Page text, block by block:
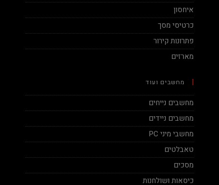
איחסון
כרטיסי מסך
פתרונות קירור
מארזים
מחשבים ועוד
מחשבים נייחים
מחשבים ניידים
מחשבי מיני PC
טאבלטים
מסכים
כיסאות ושולחנות